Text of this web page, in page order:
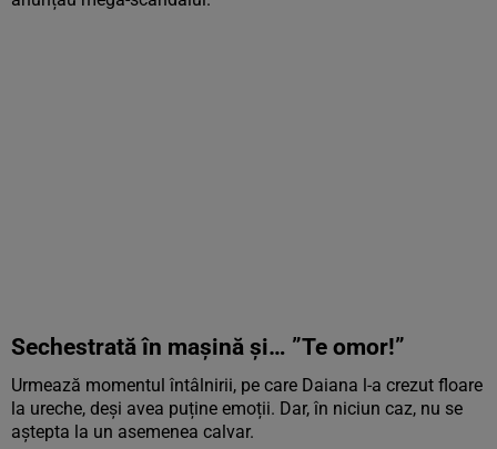
Sechestrată în mașină și… ”Te omor!”
Urmează momentul întâlnirii, pe care Daiana l-a crezut floare
la ureche, deși avea puține emoții. Dar, în niciun caz, nu se
aștepta la un asemenea calvar.